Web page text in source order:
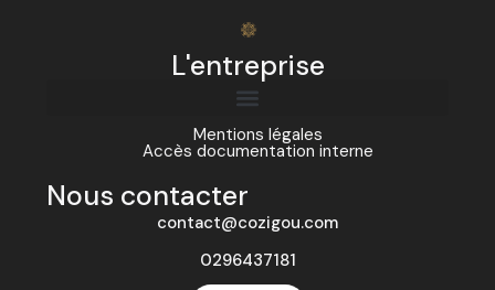
L'entreprise
Mentions légales
Accès documentation interne
Nous contacter
contact@cozigou.com
0296437181